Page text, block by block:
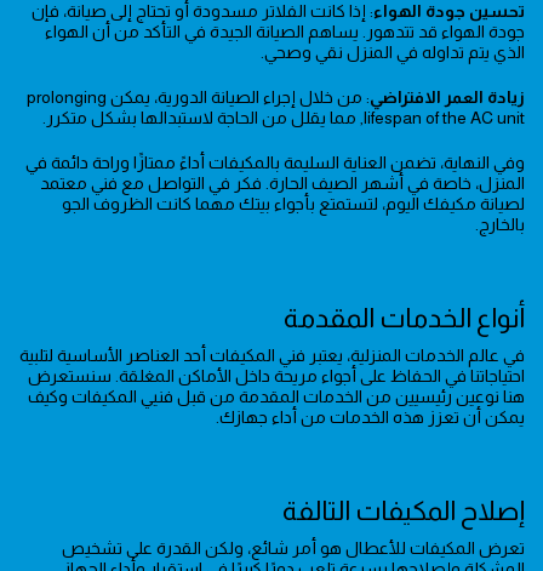
تحسين جودة الهواء: إذا كانت الفلاتر مسدودة أو تحتاج إلى صيانة، فإن
جودة الهواء قد تتدهور. يساهم الصيانة الجيدة في التأكد من أن الهواء
الذي يتم تداوله في المنزل نقي وصحي.
زيادة العمر الافتراضي
: من خلال إجراء الصيانة الدورية، يمكن prolonging
lifespan of the AC unit, مما يقلل من الحاجة لاستبدالها بشكل متكرر.
وفي النهاية، تضمن العناية السليمة بالمكيفات أداءً ممتازًا وراحة دائمة في
المنزل، خاصة في أشهر الصيف الحارة. فكر في التواصل مع فني معتمد
لصيانة مكيفك اليوم، لتستمتع بأجواء بيتك مهما كانت الظروف الجو
بالخارج.
أنواع الخدمات المقدمة
في عالم الخدمات المنزلية، يعتبر فني المكيفات أحد العناصر الأساسية لتلبية
احتياجاتنا في الحفاظ على أجواء مريحة داخل الأماكن المغلقة. سنستعرض
هنا نوعين رئيسيين من الخدمات المقدمة من قبل فنيي المكيفات وكيف
يمكن أن تعزز هذه الخدمات من أداء جهازك.
إصلاح المكيفات التالفة
تعرض المكيفات للأعطال هو أمر شائع، ولكن القدرة على تشخيص